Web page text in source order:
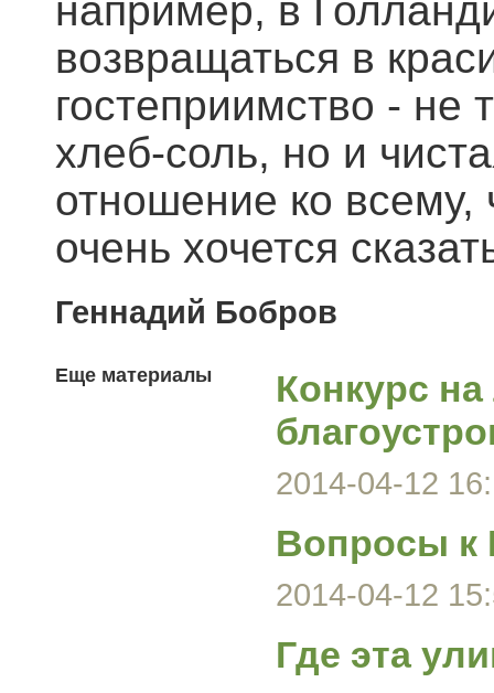
например, в
возвращаться в
гостеприимство - не
хлеб-соль, но и
отношение ко всему,
очень хочется
Геннадий Бобров
Еще материалы
Конкурс
2014-04-12
Вопросы к
2014-04-12
Где эта